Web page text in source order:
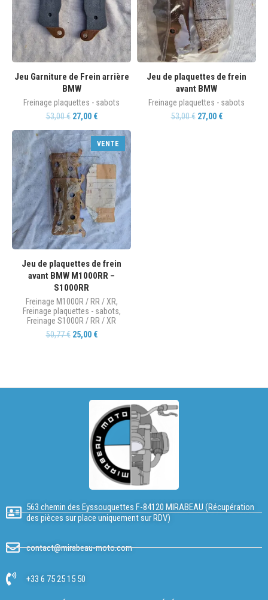
Jeu Garniture de Frein arrière
BMW
Freinage plaquettes - sabots
53,00€ 27,00 €
Jeu de plaquettes de frein
avant BMW
Freinage plaquettes - sabots
53,00€ 27,00 €
VENTE
Jeu de plaquettes de frein
avant BMW M1000RR –
S1000RR
Freinage M1000R / RR / XR,
Freinage plaquettes - sabots,
Freinage S1000R / RR / XR
50,77€ 25,00 €
563 chemin des Eyssouquettes F-84120 MIRABEAU (Récupération
des pièces sur place uniquement sur RDV)
contact@mirabeau-moto.com
+33 6 75 25 15 50